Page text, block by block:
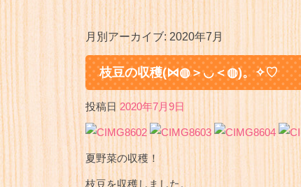
月別アーカイブ: 2020年7月
枝豆の収穫(⋈◍＞◡＜◍)。✧♡
投稿日 2020年7月9日
夏野菜の収穫！
枝豆を収穫しました。